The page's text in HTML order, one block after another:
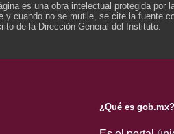
es una obra intelectual protegida por
y cuando no se mutile, se cite la fuente
de la Dirección General del Instituto.
¿Qué es gob.mx?